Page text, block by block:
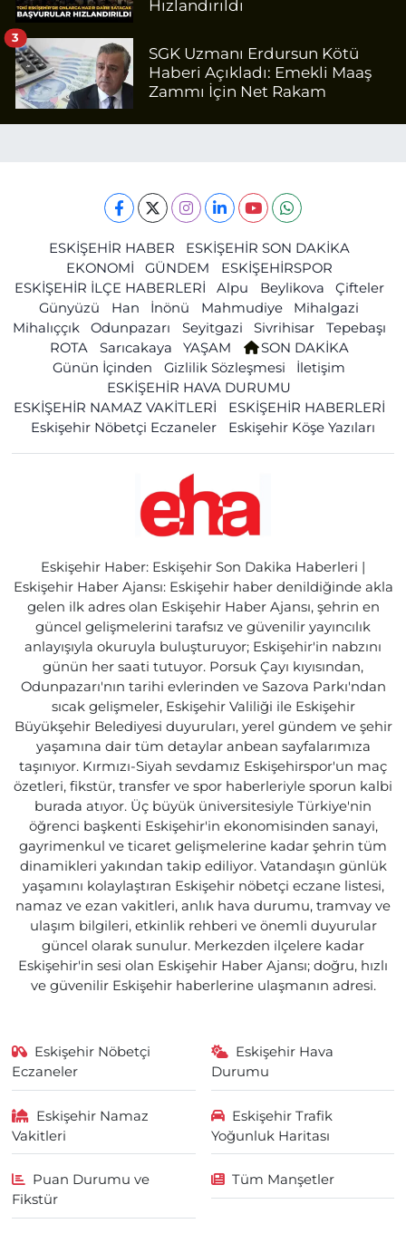
Hızlandırıldı
SGK Uzmanı Erdursun Kötü
Haberi Açıkladı: Emekli Maaş
Zammı İçin Net Rakam
3
ESKİŞEHİR HABER
ESKİŞEHİR SON DAKİKA
EKONOMİ
GÜNDEM
ESKİŞEHİRSPOR
ESKİŞEHİR İLÇE HABERLERİ
Alpu Beylikova
Çifteler
Günyüzü
Han İnönü Mahmudiye
Mihalgazi
Mihalıççık
Odunpazarı Seyitgazi Sivrihisar
Tepebaşı
ROTA
Sarıcakaya YAŞAM
SON DAKİKA
Günün İçinden
Gizlilik Sözleşmesi
İletişim
ESKİŞEHİR HAVA DURUMU
ESKİŞEHİR NAMAZ VAKİTLERİ
ESKİŞEHİR HABERLERİ
Eskişehir Nöbetçi Eczaneler
Eskişehir Köşe Yazıları
Eskişehir Haber: Eskişehir Son Dakika Haberleri |
Eskişehir Haber Ajansı: Eskişehir haber denildiğinde akla
gelen ilk adres olan Eskişehir Haber Ajansı, şehrin en
güncel gelişmelerini tarafsız ve güvenilir yayıncılık
anlayışıyla okuruyla buluşturuyor; Eskişehir'in nabzını
günün her saati tutuyor. Porsuk Çayı kıyısından,
Odunpazarı'nın tarihi evlerinden ve Sazova Parkı'ndan
sıcak gelişmeler, Eskişehir Valiliği ile Eskişehir
Büyükşehir Belediyesi duyuruları, yerel gündem ve şehir
yaşamına dair tüm detaylar anbean sayfalarımıza
taşınıyor. Kırmızı-Siyah sevdamız Eskişehirspor'un maç
özetleri, fikstür, transfer ve spor haberleriyle sporun kalbi
burada atıyor. Üç büyük üniversitesiyle Türkiye'nin
öğrenci başkenti Eskişehir'in ekonomisinden sanayi,
gayrimenkul ve ticaret gelişmelerine kadar şehrin tüm
dinamikleri yakından takip ediliyor. Vatandaşın günlük
yaşamını kolaylaştıran Eskişehir nöbetçi eczane listesi,
namaz ve ezan vakitleri, anlık hava durumu, tramvay ve
ulaşım bilgileri, etkinlik rehberi ve önemli duyurular
güncel olarak sunulur. Merkezden ilçelere kadar
Eskişehir'in sesi olan Eskişehir Haber Ajansı; doğru, hızlı
ve güvenilir Eskişehir haberlerine ulaşmanın adresi.
Eskişehir Nöbetçi
Eczaneler
Eskişehir Hava
Durumu
Eskişehir Namaz
Vakitleri
Eskişehir Trafik
Yoğunluk Haritası
Puan Durumu ve
Fikstür
Tüm Manşetler